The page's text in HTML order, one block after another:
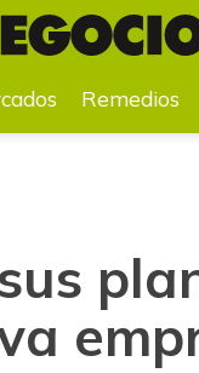
Remedios